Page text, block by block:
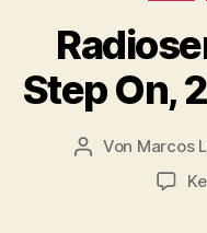
Step On,
Beitragsautor
Von Marcos